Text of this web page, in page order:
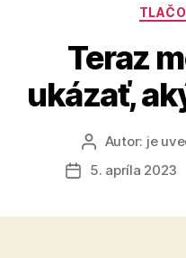
Teraz
ukázať,
Autor
článku
Autor: je
Dátum
5. apríla 2023